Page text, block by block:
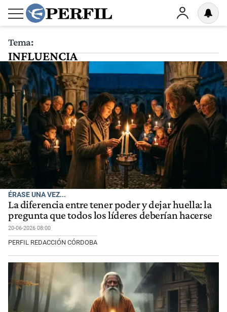
Tema:
INFLUENCIA
ÉRASE UNA VEZ...
La diferencia entre tener poder y dejar huella: la
pregunta que todos los líderes deberían hacerse
20-06-2026 08:00
PERFIL REDACCIÓN CÓRDOBA